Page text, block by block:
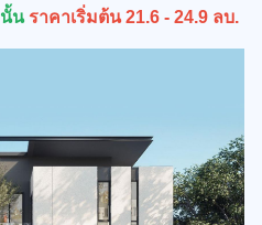
นั้น ราคาเริ่มต้น 21.6 - 24.9 ลบ.